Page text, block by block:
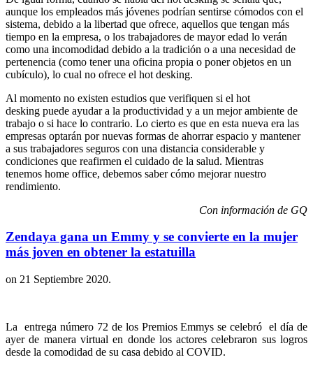
aunque los empleados más jóvenes podrían sentirse cómodos con el
sistema, debido a la libertad que ofrece, aquellos que tengan más
tiempo en la empresa, o los trabajadores de mayor edad lo verán
como una incomodidad debido a la tradición o a una necesidad de
pertenencia (como tener una oficina propia o poner objetos en un
cubículo), lo cual no ofrece el hot desking.
Al momento no existen estudios que verifiquen si el hot
desking puede ayudar a la productividad y a un mejor ambiente de
trabajo o si hace lo contrario. Lo cierto es que en esta nueva era las
empresas optarán por nuevas formas de ahorrar espacio y mantener
a sus trabajadores seguros con una distancia considerable y
condiciones que reafirmen el cuidado de la salud. Mientras
tenemos home office, debemos saber cómo mejorar nuestro
rendimiento.
Con información de GQ
Zendaya gana un Emmy y se convierte en la mujer
más joven en obtener la estatuilla
on 21 Septiembre 2020.
La entrega número 72 de los Premios Emmys se celebró el día de
ayer de manera virtual en donde los actores celebraron sus logros
desde la comodidad de su casa debido al COVID.